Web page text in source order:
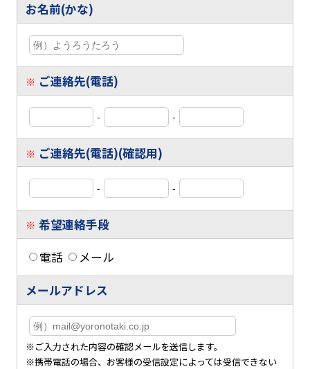
お名前(かな)
※ ご連絡先(電話)
- -
※ ご連絡先(電話)(確認用)
- -
※ 希望連絡手段
電話
メール
メールアドレス
※ご入力された内容の確認メールを送信します。
※携帯電話の場合、お客様の受信設定によっては受信できない